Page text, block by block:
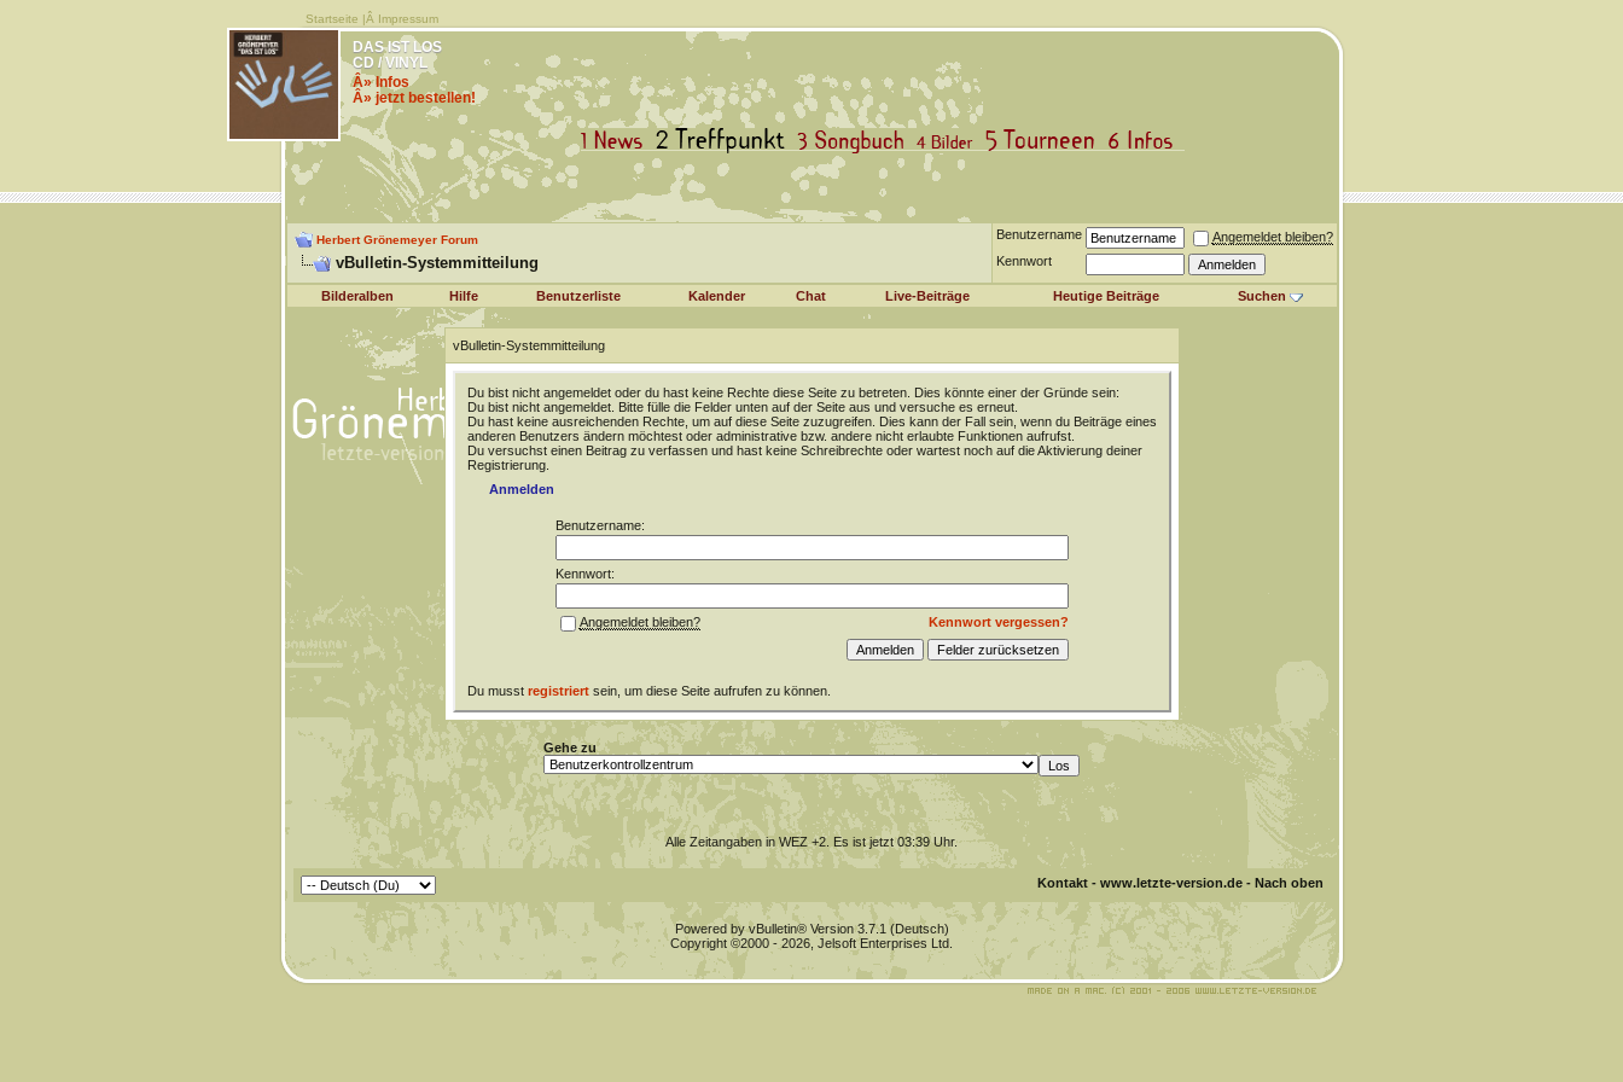
Startseite |Â Impressum
DAS IST LOS
CD / VINYL
Â» Infos
Â» jetzt bestellen!
Herbert Grönemeyer Forum
vBulletin-Systemmitteilung
Benutzername
Angemeldet bleiben?
Kennwort
Bilderalben Hilfe Benutzerliste Kalender Chat Live-Beiträge Heutige Beiträge Suchen
vBulletin-Systemmitteilung
Du bist nicht angemeldet oder du hast keine Rechte diese Seite zu betreten. Dies könnte einer der Gründe sein:
Du bist nicht angemeldet. Bitte fülle die Felder unten auf der Seite aus und versuche es erneut.
Du hast keine ausreichenden Rechte, um auf diese Seite zuzugreifen. Dies kann der Fall sein, wenn du Beiträge eines
anderen Benutzers ändern möchtest oder administrative bzw. andere nicht erlaubte Funktionen aufrufst.
Du versuchst einen Beitrag zu verfassen und hast keine Schreibrechte oder wartest noch auf die Aktivierung deiner
Registrierung.
Anmelden
Benutzername:
Kennwort:
Kennwort vergessen?
Angemeldet bleiben?
Du musst registriertsein, um diese Seite aufrufen zu können.
Gehe zu
Alle Zeitangaben in WEZ +2. Es ist jetzt03:39Uhr.
Kontakt- www.letzte-version.de- Nach oben
Powered by vBulletin® Version 3.7.1 (Deutsch)
Copyright ©2000 - 2026, Jelsoft Enterprises Ltd.